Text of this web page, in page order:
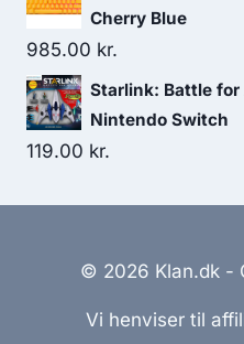
Cherry Blue
985.00 kr.
Starlink: Battle
Nintendo Switch
119.00 kr.
© 2026 Klan.dk -
Vi henviser til